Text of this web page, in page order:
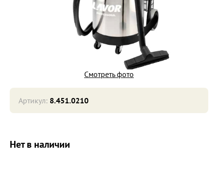
Смотреть фото
Нет в наличии
Артикул: 8.451.0210